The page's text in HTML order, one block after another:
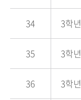
34 3학년
35 3학년
36 3학년